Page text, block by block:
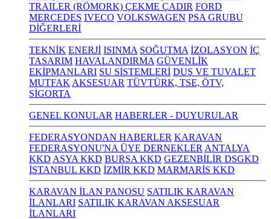
TRAILER (RÖMORK) ÇEKME ÇADIR FORD
MERCEDES IVECO VOLKSWAGEN PSA GRUBU
DİĞERLERİ
TEKNİK ENERJİ ISINMA SOĞUTMA İZOLASYON İÇ
TASARIM HAVALANDIRMA GÜVENLİK
EKİPMANLARI SU SİSTEMLERİ DUŞ VE TUVALET
MUTFAK AKSESUAR TÜVTÜRK, TSE, ÖTV,
SİGORTA
GENEL KONULAR HABERLER - DUYURULAR
FEDERASYONDAN HABERLER KARAVAN
FEDERASYONU'NA ÜYE DERNEKLER ANTALYA
KKD ASYA KKD BURSA KKD GEZENBİLİR DSGKD
İSTANBUL KKD İZMİR KKD MARMARİS KKD
KARAVAN İLAN PANOSU SATILIK KARAVAN
İLANLARI SATILIK KARAVAN AKSESUAR
İLANLARI